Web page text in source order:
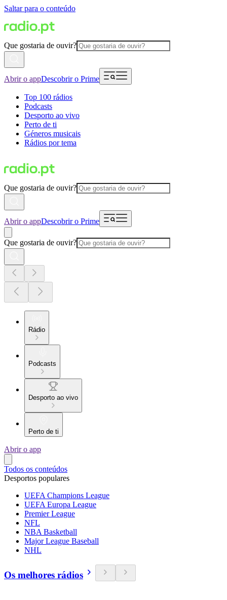
Saltar para o conteúdo
Que gostaria de ouvir?
Abrir o appDescobrir o Prime
Top 100 rádios
Podcasts
Desporto ao vivo
Perto de ti
Géneros musicais
Rádios por tema
Que gostaria de ouvir?
Abrir o appDescobrir o Prime
Que gostaria de ouvir?
Rádio
Podcasts
Desporto ao vivo
Perto de ti
Abrir o app
Todos os conteúdos
Desportos populares
UEFA Champions League
UEFA Europa League
Premier League
NFL
NBA Basketball
Major League Baseball
NHL
Os melhores rádios